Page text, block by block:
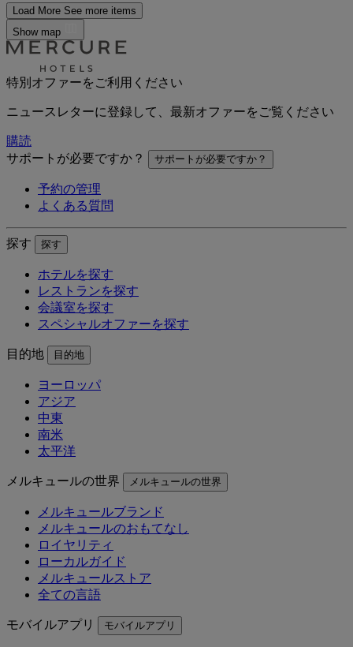
Load More See more items
Show map
特別オファーをご利用ください
ニュースレターに登録して、最新オファーをご覧ください
購読
サポートが必要ですか？
サポートが必要ですか？
予約の管理
よくある質問
探す 探す
ホテルを探す
レストランを探す
会議室を探す
スペシャルオファーを探す
目的地 目的地
ヨーロッパ
アジア
中東
南米
太平洋
メルキュールの世界 メルキュールの世界
メルキュールブランド
メルキュールのおもてなし
ロイヤリティ
ローカルガイド
メルキュールストア
全ての言語
モバイルアプリ モバイルアプリ